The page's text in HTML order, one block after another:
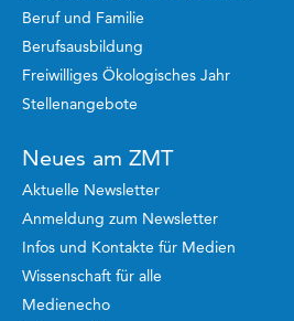
Beruf und Familie
Berufsausbildung
Freiwilliges Ökologisches Jahr
Stellenangebote
Neues am ZMT
Aktuelle Newsletter
Anmeldung zum Newsletter
Infos und Kontakte für Medien
Wissenschaft für alle
Medienecho